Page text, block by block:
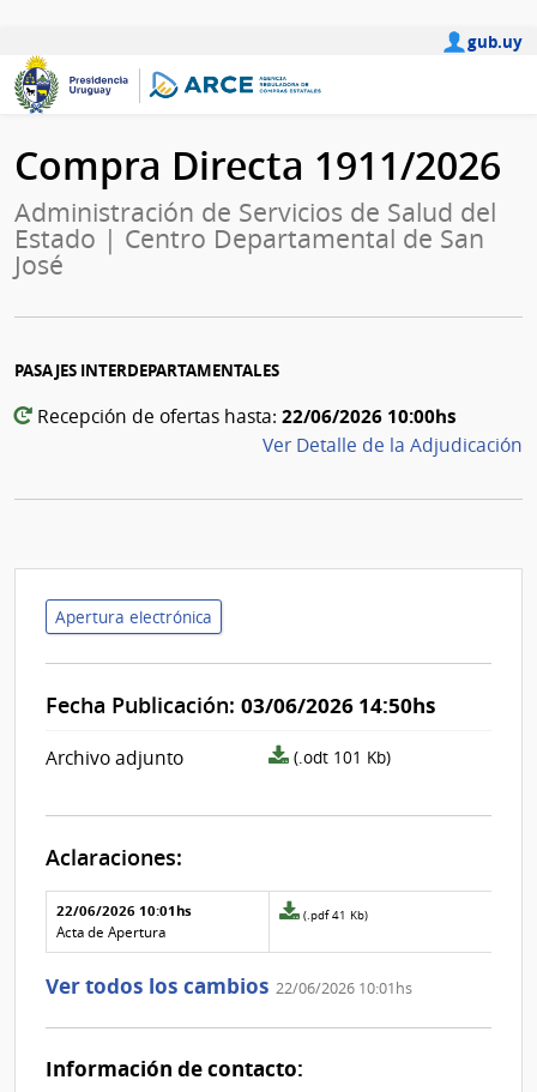
gub.uy
Compra Directa 1911/2026
Administración de Servicios de Salud del
Estado | Centro Departamental de San
José
PASAJES INTERDEPARTAMENTALES
Recepción de ofertas hasta: 22/06/2026 10:00hs
Ver Detalle de la Adjudicación
Apertura electrónica
Fecha Publicación: 03/06/2026 14:50hs
Archivo adjunto
archivo
(.odt 101 Kb)
Aclaraciones:
Aclaraciones del llamado
Fecha y
texto de
la
Archivo
de la
22/06/2026 10:01hs
Acta de Apertura
Archivo
de
aclaración
0
(.pdf 41 Kb)
Ver todos los cambios 22/06/2026 10:01hs
Información de contacto: